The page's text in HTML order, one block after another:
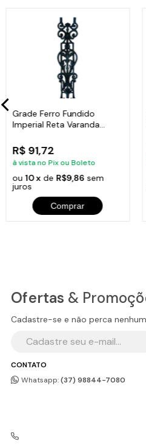
Grade Ferro Fundido
Imperial Reta Varanda
R$ 91,72
à vista no Pix ou Boleto
ou10 x de R$9,86 sem
juros
Comprar
CONTATO
Whatsapp:(37) 98844-7080
Ofertas &
Cadastre-se e não perca